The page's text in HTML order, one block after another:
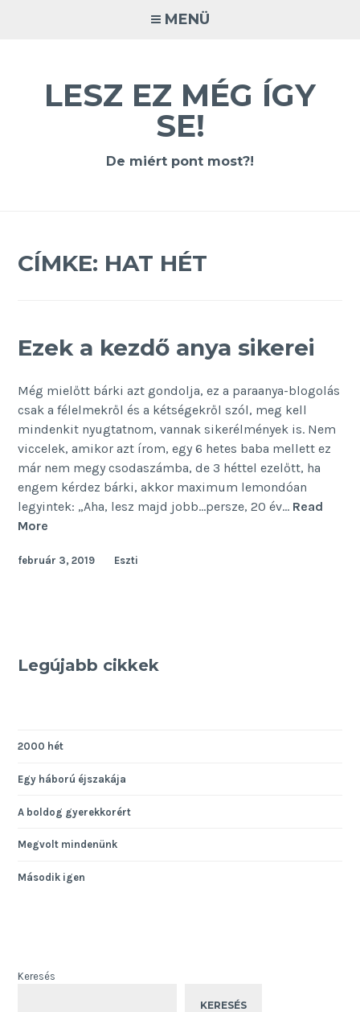
MENÜ
LESZ EZ MÉG ÍGY
SE!
De miért pont most?!
CÍMKE: HAT HÉT
Ezek a kezdő anya sikerei
Még mielőtt bárki azt gondolja, ez a paraanya-blogolás
csak a félelmekről és a kétségekről szól, meg kell
mindenkit nyugtatnom, vannak sikerélmények is. Nem
viccelek, amikor azt írom, egy 6 hetes baba mellett ez
már nem megy csodaszámba, de 3 héttel ezelőtt, ha
engem kérdez bárki, akkor maximum lemondóan
legyintek: „Aha, lesz majd jobb…persze, 20 év… Read
More
kezdő
február 3, 2019 Eszti
Legújabb cikkek
2000 hét
Egy háború éjszakája
A boldog gyerekkorért
Megvolt mindenünk
Második igen
Keresés
KERESÉS